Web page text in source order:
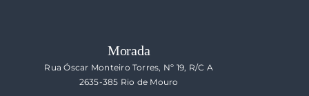
Morada
Rua Óscar Monteiro Torres, Nº 19, R/C A
2635-385 Rio de Mouro